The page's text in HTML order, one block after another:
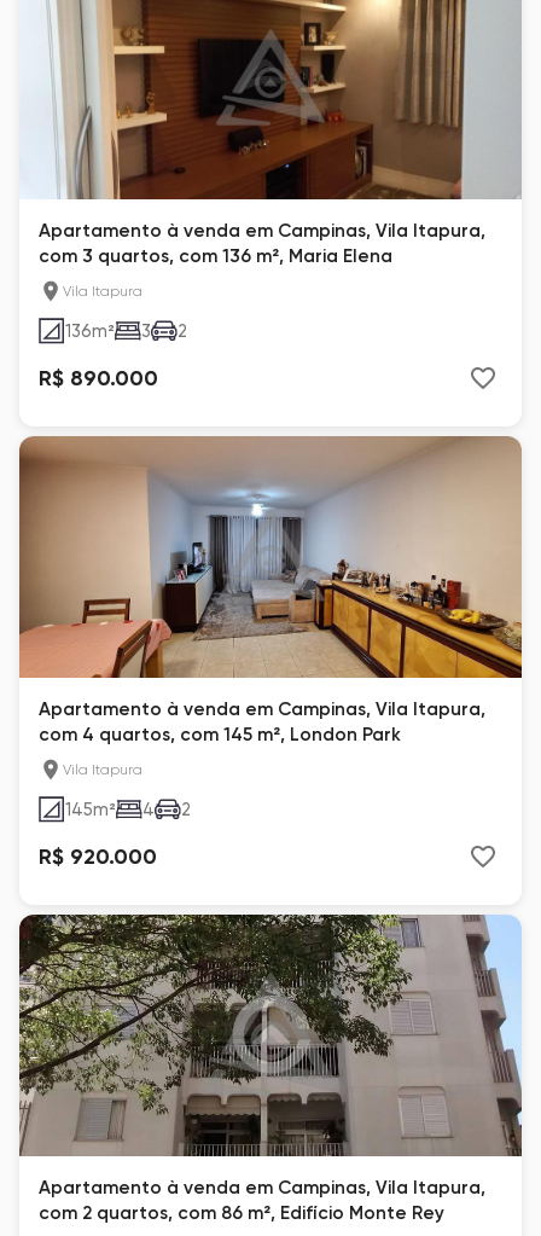
Apartamento à venda em Campinas, Vila Itapura,
com 3 quartos, com 136 m², Maria Elena
Vila Itapura
136m² 3 2
R$ 890.000
Apartamento à venda em Campinas, Vila Itapura,
com 4 quartos, com 145 m², London Park
Vila Itapura
145m² 4 2
R$ 920.000
Apartamento à venda em Campinas, Vila Itapura,
com 2 quartos, com 86 m², Edifício Monte Rey